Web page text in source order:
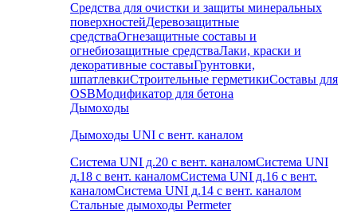
Средства для очистки и защиты минеральных
поверхностейДеревозащитные
средстваОгнезащитные составы и
огнебиозащитные средстваЛаки, краски и
декоративные составыГрунтовки,
шпатлевкиСтроительные герметикиСоставы для
OSBМодификатор для бетона
Дымоходы
Дымоходы UNI с вент. каналом
Система UNI д.20 с вент. каналомСистема UNI
д.18 с вент. каналомСистема UNI д.16 с вент.
каналомСистема UNI д.14 с вент. каналом
Стальные дымоходы Permeter